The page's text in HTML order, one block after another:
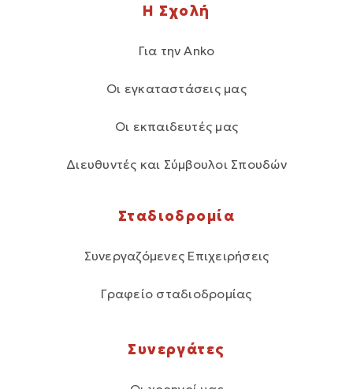
Η Σχολή
Για την Anko
Οι εγκαταστάσεις μας
Οι εκπαιδευτές μας
Διευθυντές και Σύμβουλοι Σπουδών
Σταδιοδρομία
Συνεργαζόμενες Επιχειρήσεις
Γραφείο σταδιοδρομίας
Συνεργάτες